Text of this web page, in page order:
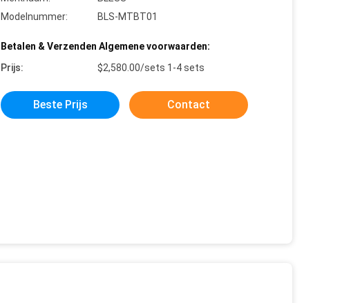
Modelnummer:
BLS-MTBT01
Betalen & Verzenden Algemene voorwaarden:
Prijs:
$2,580.00/sets 1-4 sets
Beste Prijs Contact